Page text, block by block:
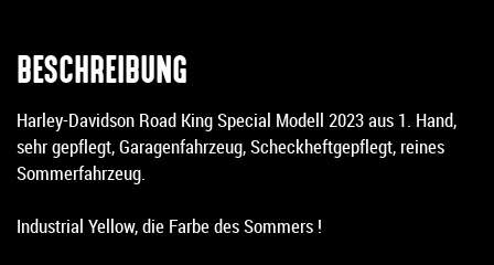
BESCHREIBUNG
Harley-Davidson Road King Special Modell 2023 aus 1. Hand,
sehr gepflegt, Garagenfahrzeug, Scheckheftgepflegt, reines
Sommerfahrzeug.
Industrial Yellow, die Farbe des Sommers !